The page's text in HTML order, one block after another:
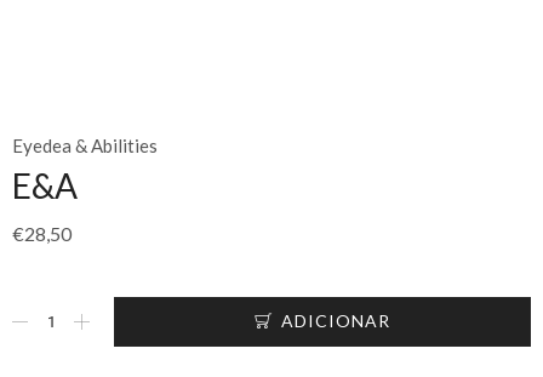
Eyedea & Abilities
E&A
€28,50
ADICIONAR